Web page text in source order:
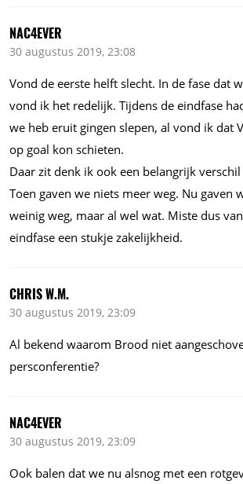
NAC4EVER
30 augustus 2019, 23:08
Vond de eerste helft slecht. In de fase dat
vond ik het redelijk. Tijdens de eindfase
we heb eruit gingen slepen, al vond ik dat
op goal kon schieten.
Daar zit denk ik ook een belangrijk
Toen gaven we niets meer weg. Nu gaven
weinig weg, maar al wel wat. Miste dus
eindfase een stukje zakelijkheid.
CHRIS W.M.
30 augustus 2019, 23:09
Al bekend waarom Brood niet
persconferentie?
NAC4EVER
30 augustus 2019, 23:09
Ook balen dat we nu alsnog met een